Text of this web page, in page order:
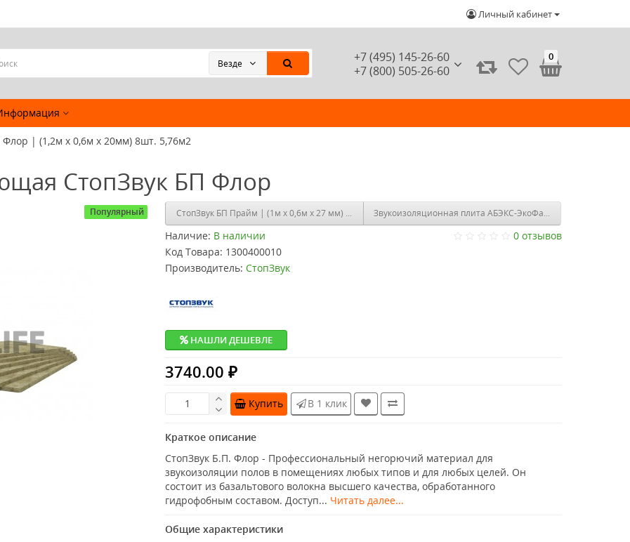
Личный кабинет
+7 (495) 145-26-60
+7 (800) 505-26-60
Везде
0
Флор | (1,2м х 0,6м х 20мм) 8шт. 5,76м2
СтопЗвук БП Флор
Популярный СтопЗвук БП Прайм | (1м х 0,6м х 27 мм) 8шт. 4,8м2Звукоизоляционная плита АБЭКС-ЭкоФайбер |
Наличие: В наличии
0 отзывов
Код Товара: 1300400010
Производитель: СтопЗвук
НАШЛИ ДЕШЕВЛЕ
3740.00 ₽
Купить В 1 клик
Краткое описание
СтопЗвук Б.П. Флор - Профессиональный негорючий материал для
звукоизоляции полов в помещениях любых типов и для любых целей. Он
состоит из базальтового волокна высшего качества, обработанного
гидрофобным составом. Доступ... Читать далее...
Общие характеристики